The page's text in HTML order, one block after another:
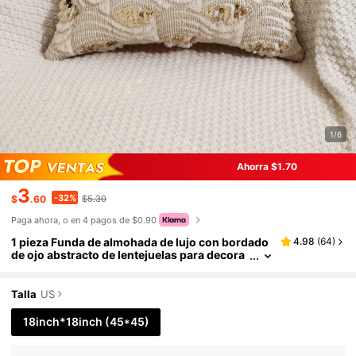
1/6
Ahorra $1.70
$3.60 -32% $5.30
Paga ahora, o en 4 pagos de $0.90
1 pieza Funda de almohada de lujo con bordado
de ojo abstracto de lentejuelas para decora
4.98 (64)
Talla US
18inch*18inch (45*45)